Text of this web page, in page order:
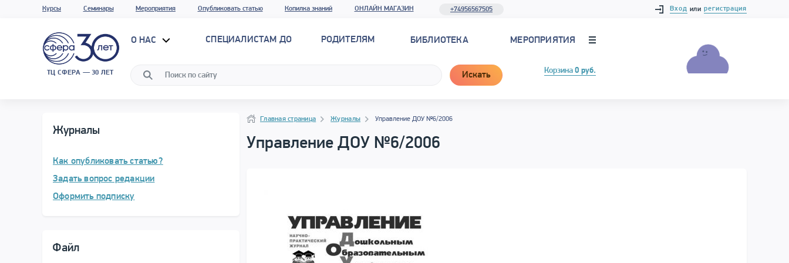
Курсы Семинары Мероприятия Опубликовать статью Копилка знаний ОНЛАЙН МАГАЗИН +74956567505 Вход или регистрация
ТЦ СФЕРА — 30 ЛЕТ
О НАС СПЕЦИАЛИСТАМ ДО РОДИТЕЛЯМ БИБЛИОТЕКА МЕРОПРИЯТИЯ
Искать Корзина 0 руб.
Журналы
Как опубликовать статью?
Задать вопрос редакции
Оформить подписку
Файл
Навигация
НавигацияГлавная страница Журналы Управление ДОУ №6/2006
Управление ДОУ №6/2006